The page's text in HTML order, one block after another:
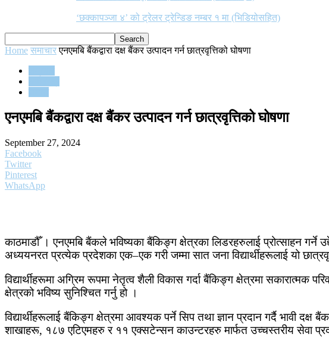
‘छक्कापञ्जा ४’ को ट्रेलर ट्रेन्डिङ नम्बर १ मा (भिडियोसहित)
Home समाचार एनएमबि बैंकद्वारा दक्ष बैंकर उत्पादन गर्न छात्रवृत्तिको घोषणा
एनएमबि बैंकद्वारा दक्ष बैंकर उत्पादन गर्न छात्रवृत्तिको घोषणा
September 27, 2024
Facebook
Twitter
Pinterest
WhatsApp
काठमाडौँ । एनएमबि बैंकले भविष्यका बैंकिङ्ग क्षेत्रका लिडरहरुलाई प्रोत्साहन
अध्ययनरत प्रत्येक प्रदेशका एक–एक गरी जम्मा सात जना विद्यार्थीहरूलाई यो
विद्यार्थीहरूमा अग्रिम रूपमा नेतृत्व शैली विकास गर्दा बैंकिङ्ग क्षेत्रमा सकारात्मक
क्षेत्रको भविष्य सुनिश्चित गर्नु हो ।
विद्यार्थीहरूलाई बैंकिङ्ग क्षेत्रमा आवश्यक पर्ने सिप तथा ज्ञान प्रदान गर्दै भावी
शाखाहरू, १८७ एटिएमहरु र ११ एक्सटेन्सन काउन्टरहरु मार्फत उच्चस्तरीय सेवा